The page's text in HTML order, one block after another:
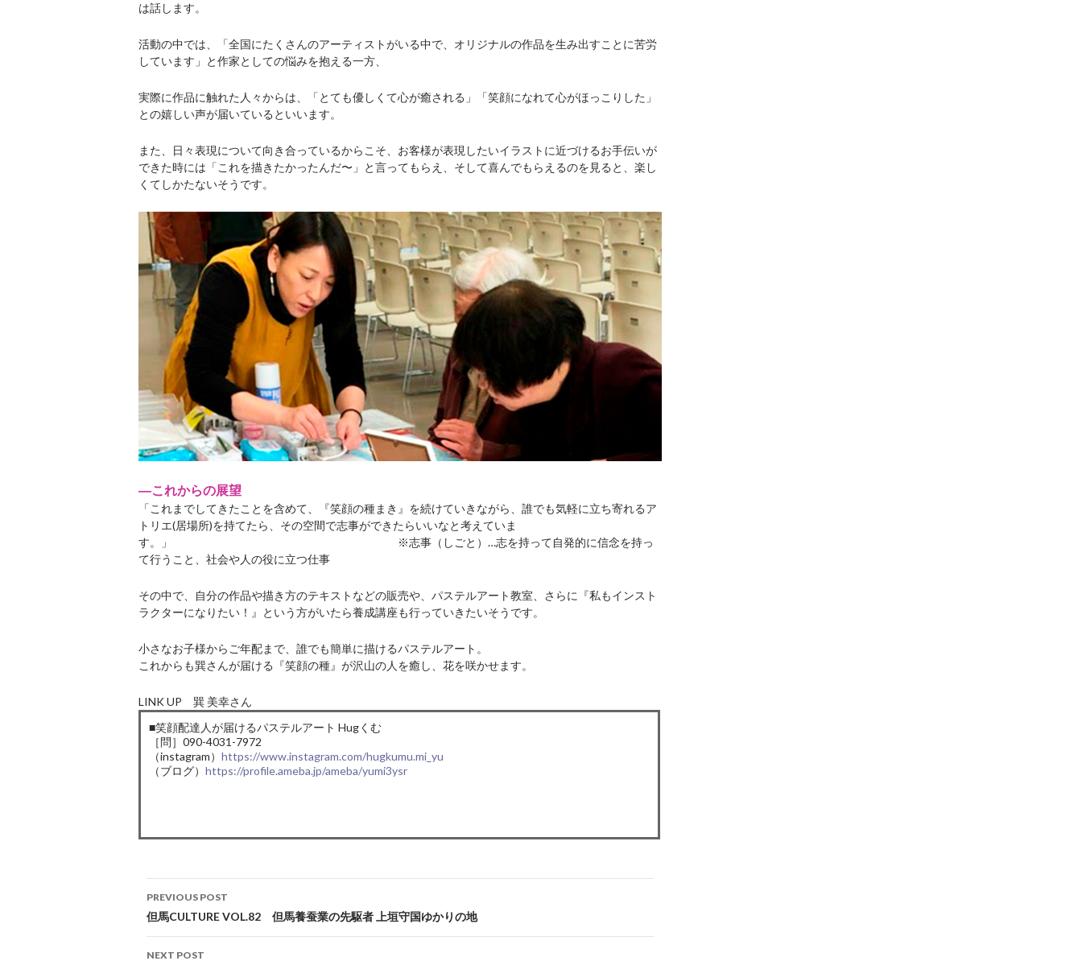
は話します。
活動の中では、「全国にたくさんのアーティストがいる中で、オリジナルの作品を生み出すことに苦労
しています」と作家としての悩みを抱える一方、
実際に作品に触れた人々からは、「とても優しくて心が癒される」「笑顔になれて心がほっこりした」
との嬉しい声が届いているといいます。
また、日々表現について向き合っているからこそ、お客様が表現したいイラストに近づけるお手伝いが
できた時には「これを描きたかったんだ〜」と言ってもらえ、そして喜んでもらえるのを見ると、楽し
くてしかたないそうです。
―これからの展望
「これまでしてきたことを含めて、『笑顔の種まき』を続けていきながら、誰でも気軽に立ち寄れるア
トリエ(居場所)を持てたら、その空間で志事ができたらいいなと考えていま
す。」
※志事（しごと）…志を持って自発的に信念を持っ
て行うこと、社会や人の役に立つ仕事
その中で、自分の作品や描き方のテキストなどの販売や、パステルアート教室、 さらに『私もインスト
ラクターになりたい！』という方がいたら養成講座も行っていきたいそうです。
小さなお子様からご年配まで、誰でも簡単に描けるパステルアート。
これからも巽さんが届ける『笑顔の種』が沢山の人を癒し、花を咲かせます。
LINK UP 巽 美幸さん
■笑顔配達人が届けるパステルアート Hugくむ
［問］090-4031-7972
（instagram） https://www.instagram.com/hugkumu.mi_yu
（ブログ） https://profile.ameba.jp/ameba/yumi3ysr
Post
navigation
PREVIOUS POST
但馬CULTURE VOL.82 但馬養蚕業の先駆者 上垣守国ゆかりの地
NEXT POST